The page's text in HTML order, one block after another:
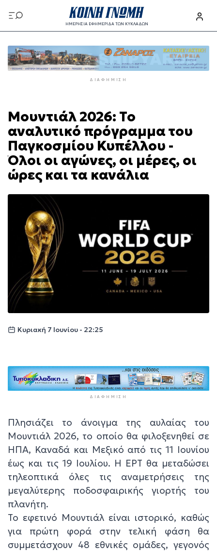
προς
το
περιεχόμενο
ΗΜΕΡΗΣΙΑ ΕΦΗΜΕΡΙΔΑ ΤΩΝ ΚΥΚΛΑΔΩΝ
προς
το
κυρίως
ΔΙΑΦΉΜΙΣΗ
Μουντιάλ 2026: Το
αναλυτικό πρόγραμμα του
Παγκοσμίου Κυπέλλου -
Όλοι οι αγώνες, οι μέρες, οι
ώρες και τα κανάλια
Κυριακή 7 Ιουνίου - 22:25
ΔΙΑΦΉΜΙΣΗ
Πλησιάζει το άνοιγμα της αυλαίας του
Μουντιάλ 2026, το οποίο θα φιλοξενηθεί σε
ΗΠΑ, Καναδά και Μεξικό από τις 11 Ιουνίου
έως και τις 19 Ιουλίου. Η ΕΡΤ θα μεταδώσει
τηλεοπτικά όλες τις αναμετρήσεις της
μεγαλύτερης ποδοσφαιρικής γιορτής του
πλανήτη.
Το εφετινό Μουντιάλ είναι ιστορικό, καθώς
για πρώτη φορά στην τελική φάση θα
συμμετάσχουν 48 εθνικές ομάδες, γεγονός